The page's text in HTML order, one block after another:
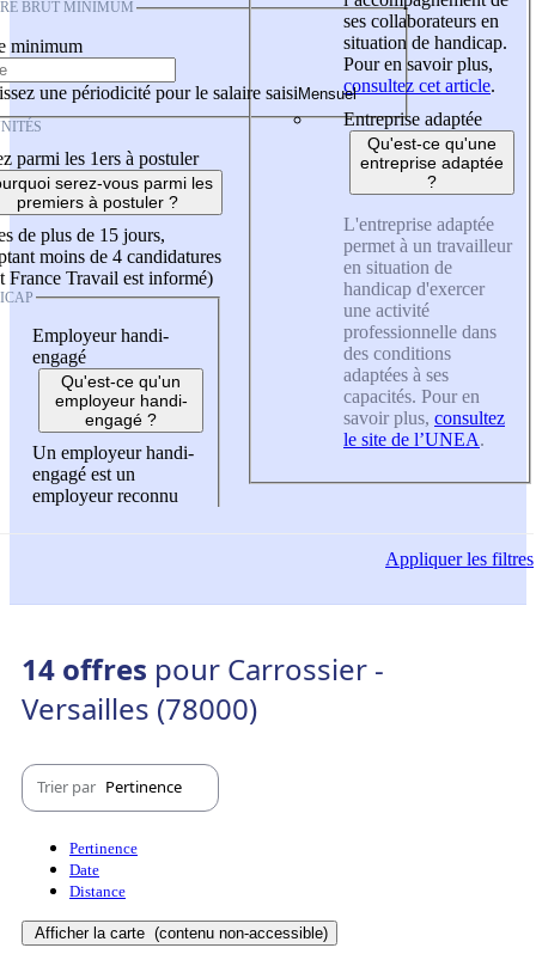
BRUT MINIMUM
minimum
une périodicité pour le salaire saisi
parmi les 1ers à postuler
serez-vous parmi les
premiers à postuler ?
de plus de 15 jours,
moins de 4 candidatures
France Travail est informé)
Employeur handi-
engagé
Qu'est-ce qu'un
employeur handi-
engagé ?
Un employeur handi-
engagé est un
employeur reconnu
ses collaborateurs en
situation de handicap.
Pour en savoir plus,
consultez cet article.
Entreprise adaptée
Qu'est-ce qu'une
entreprise adaptée
?
L'entreprise adaptée
permet à un travailleur
en situation de
handicap d'exercer
une activité
professionnelle dans
des conditions
adaptées à ses
capacités. Pour en
savoir plus, consultez
le site de l’UNEA.
Appliquerles filtres
14 offres pour Carrossier -
Versailles (78000)
Trier par Pertinence
Pertinence
Date
Distance
Afficher la carte (contenu non-accessible)